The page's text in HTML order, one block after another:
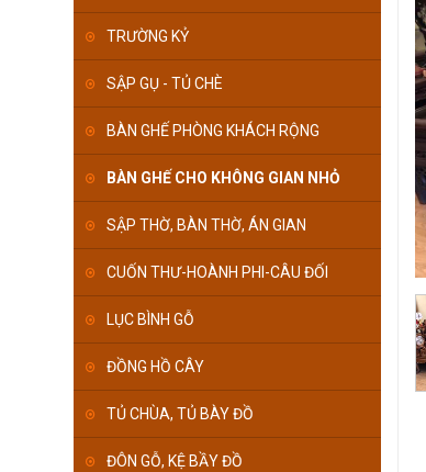
TRƯỜNG KỶ
SẬP GỤ - TỦ CHÈ
BÀN GHẾ PHÒNG KHÁCH RỘNG
BÀN GHẾ CHO KHÔNG GIAN NHỎ
SẬP THỜ, BÀN THỜ, ÁN GIAN
CUỐN THƯ-HOÀNH PHI-CÂU ĐỐI
LỤC BÌNH GỖ
ĐỒNG HỒ CÂY
TỦ CHÙA, TỦ BÀY ĐỒ
ĐÔN GỖ, KỆ BẦY ĐỒ